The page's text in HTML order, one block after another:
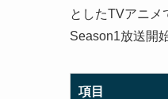
としたTVアニメ
Season1放送開
項目